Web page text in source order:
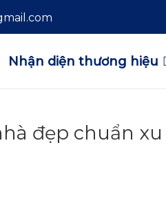
Nhận diện thương hiệu
đẹp chuẩn